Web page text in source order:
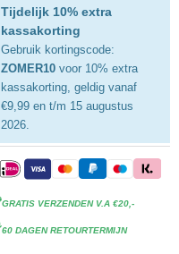
Tijdelijk 10% extra
kassakorting
Gebruik kortingscode:
ZOMER10 voor 10% extra
kassakorting, geldig vanaf
€9,99 en t/m 15 augustus
2026.
GRATIS VERZENDEN V.A €20,-
60 DAGEN RETOURTERMIJN